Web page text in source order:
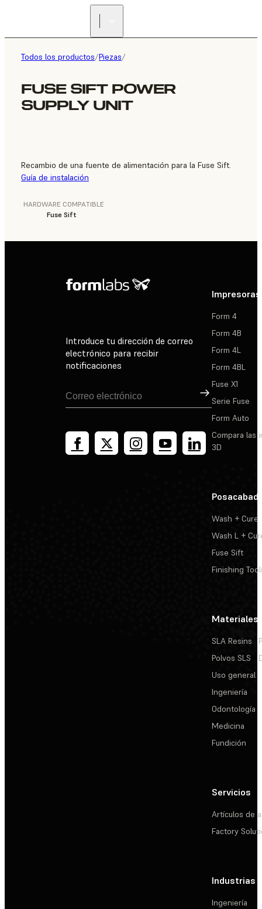
Todos los productos/Piezas/
FUSE SIFT POWER
SUPPLY UNIT
Recambio de una fuente de alimentación para la Fuse Sift.
Guía de instalación
HARDWARE COMPATIBLE
Fuse Sift
Introduce tu dirección de correo
electrónico para recibir
notificaciones
Suscribirse
Impresoras
Form 4
Form 4B
Form 4L
Form 4BL
Fuse X1
Serie Fuse
Form Auto
Compara las
3D
Wash + Cure
Wash L +
Fuse Sift
Finishing
Materiales
SLA Resins
Polvos SLS
Uso general
Ingeniería
Odontología
Medicina
Fundición
Servicios
Artículos de
Factory
Industrias
Ingeniería